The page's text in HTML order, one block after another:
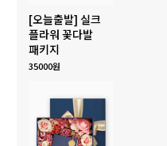
[오늘출발] 실크
플라워 꽃다발
패키지
35000원